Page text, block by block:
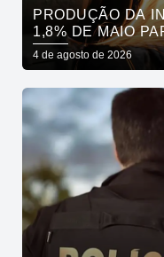
PRODUÇÃO DA
1,8% DE MAIO
4 de agosto de 2026